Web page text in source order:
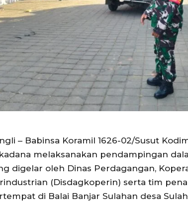
– Babinsa Koramil 1626-02/Susut
melaksanakan pendampingan
digelar oleh Dinas Perdagangan,
(Disdagkoperin) serta tim
di Balai Banjar Sulahan desa